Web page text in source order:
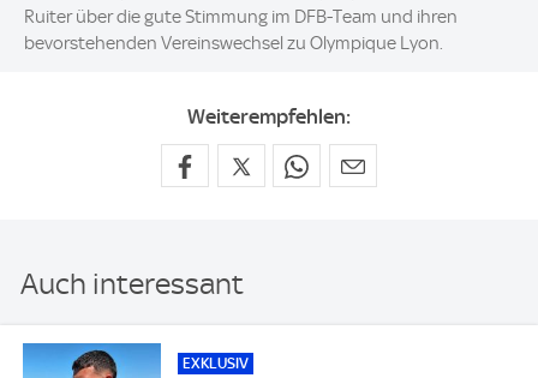
Ruiter über die gute Stimmung im DFB-Team und ihren
bevorstehenden Vereinswechsel zu Olympique Lyon.
Weiterempfehlen:
Auch interessant
EXKLUSIV